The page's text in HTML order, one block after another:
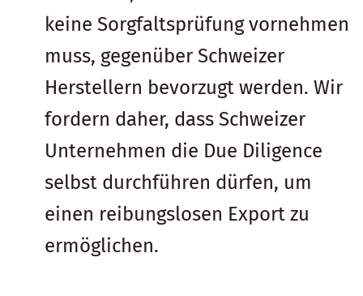
keine Sorgfaltsprüfung vornehmen
muss, gegenüber Schweizer
Herstellern bevorzugt werden. Wir
fordern daher, dass Schweizer
Unternehmen die Due Diligence
selbst durchführen dürfen, um
einen reibungslosen Export zu
ermöglichen.